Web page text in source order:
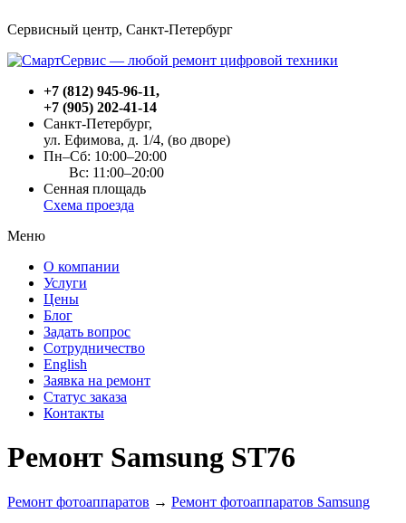
Сервисный центр, Cанкт-Петербург
+7 (812) 945-96-11,
+7 (905) 202-41-14
Санкт-Петербург,
ул. Ефимова, д. 1/4, (во дворе)
Пн–Сб: 10:00–20:00
Вс: 11:00–20:00
Сенная площадь
Схема проезда
Меню
О компании
Услуги
Цены
Блог
Задать вопрос
Сотрудничество
English
Заявка на ремонт
Статус заказа
Контакты
Ремонт Samsung ST76
Ремонт фотоаппаратов → Ремонт фотоаппаратов Samsung